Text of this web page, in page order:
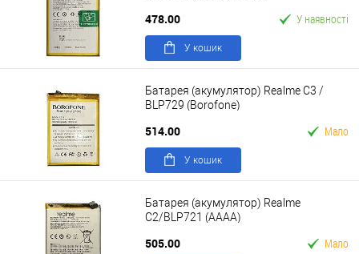
478.00 У наявності
У кошик
Батарея (акумулятор) Realme C3 /
BLP729 (Borofone)
514.00 Мало
У кошик
Батарея (акумулятор) Realme
C2/BLP721 (AAAA)
505.00 Мало